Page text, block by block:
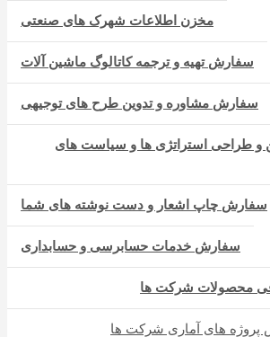
مخزن اطلاعات شهرک های صنعتی
سفارش تهیه و ترجمه کاتالوگ ماشین آلات
سفارش مشاوره و تدوین طرح های توجیهی
و طراحی استراتژی ها و سیاست های
سفارش چاپ اشعار و دست نوشته های شما
سفارش خدمات حسابرسی و حسابداری
محصولات شرکت ها
های آماری شرکت ها